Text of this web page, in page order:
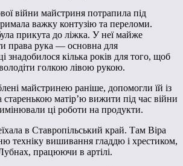
війни майстриня потрапила під
важку контузію та переломи.
прикута до ліжка. У неї майже
права рука — основна для
знадобилося кілька років для того, щоб
голкою лівою рукою.
майстринею раніше, допомогли їй із
матір’ю вижити під час війни
ці роботи на продукти.
в Ставропільський край. Там Віра
техніку вишивання гладдю і хрестиком,
працюючи в артілі.